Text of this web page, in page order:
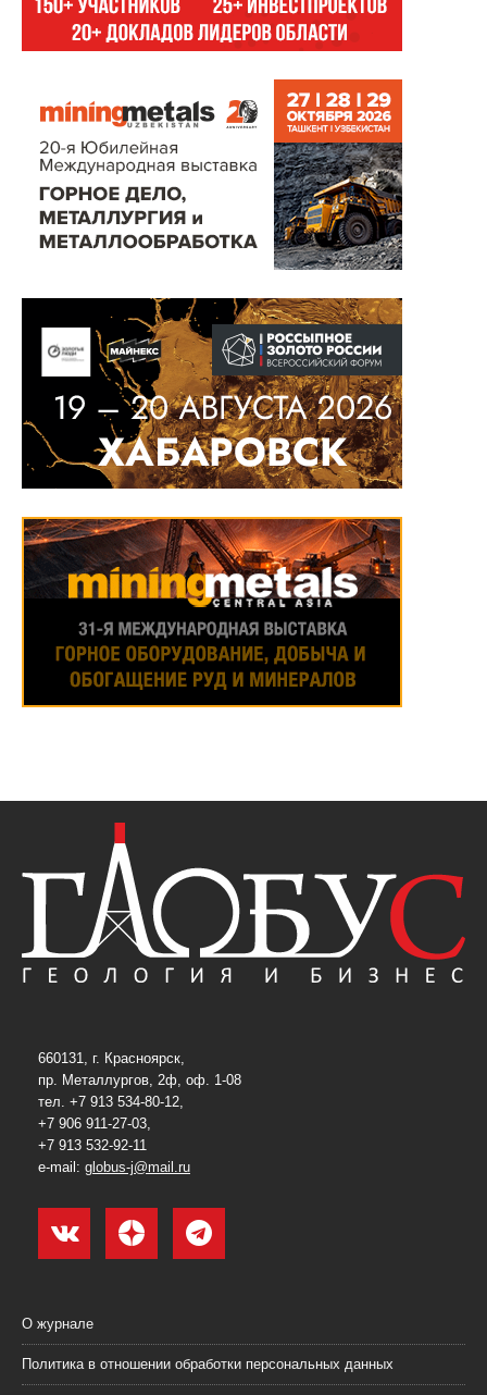
660131, г. Красноярск,
пр. Металлургов, 2ф, оф. 1-08
тел. +7 913 534-80-12,
+7 906 911-27-03,
+7 913 532-92-11
e-mail: globus-j@mail.ru
О журнале
Политика в отношении обработки персональных данных